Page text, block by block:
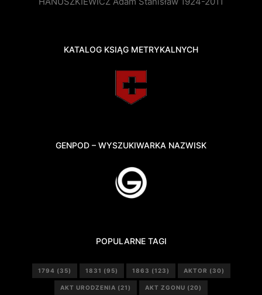
KATALOG KSIĄG METRYKALNYCH
GENPOD – WYSZUKIWARKA NAZWISK
POPULARNE TAGI
1794 (35) 1831 (95) 1863 (123) AKTOR (30)
AKT URODZENIA (21) AKT ZGONU (20)